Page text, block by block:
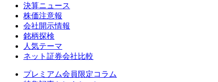
決算ニュース
株価注意報
会社開示情報
銘柄探検
人気テーマ
ネット証券会社比較
プレミアム会員限定コラム